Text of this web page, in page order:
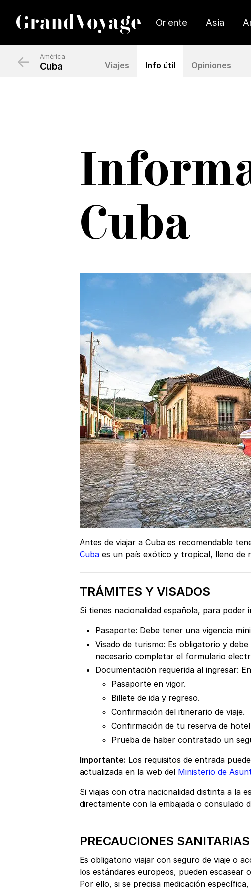
Oriente Asia
América
Cuba Viajes Info útil Opiniones
←
Cuba
Antes de viajar a Cuba es recomendable
Cuba es un país exótico y tropical, lleno de
TRÁMITES Y VISADOS
Si tienes nacionalidad española, para
Pasaporte: Debe tener una vigencia
Visado de turismo: Es obligatorio y
necesario completar el formulario
Documentación requerida al ingresar:
Pasaporte en vigor.
Billete de ida y regreso.
Confirmación del itinerario de viaje.
Confirmación de tu reserva de
Prueba de haber contratado un
Importante: Los requisitos de entrada
actualizada en la web del Ministerio de
Si viajas con otra nacionalidad distinta a la
directamente con la embajada o consulado
PRECAUCIONES SANITARIAS
Es obligatorio viajar con seguro de viaje o
los estándares europeos, pueden
Por ello, si se precisa medicación